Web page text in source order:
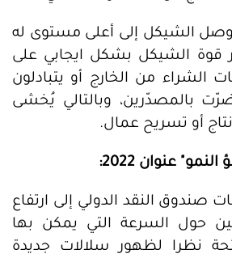
وصل الشيكل إلى أعلى مستوى له
وتؤثر قوة الشيكل بشكل ايجابي على
الشراء من الخارج أو يتبادلون
بالمصدّرين، وبالتالي يُخشى
أو تسريح عمال.
النمو" عنوان 2022:
صندوق النقد الدولي إلى ارتفاع
حول السرعة التي يمكن بها
نظرا لظهور سلالات جديدة